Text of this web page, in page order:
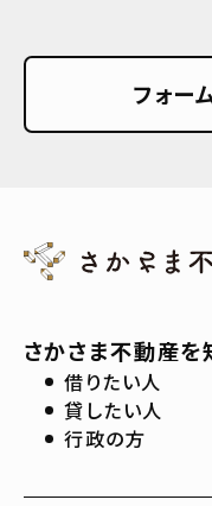
フォー
さかさま不動産を
借りたい人
貸したい人
行政の方